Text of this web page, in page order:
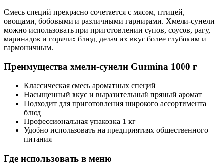
Смесь специй прекрасно сочетается с мясом, птицей,
овощами, бобовыми и различными гарнирами. Хмели-сунели
можно использовать при приготовлении супов, соусов, рагу,
маринадов и горячих блюд, делая их вкус более глубоким и
гармоничным.
Преимущества хмели-сунели Gurmina 1000 г
Классическая смесь ароматных специй
Насыщенный вкус и выразительный пряный аромат
Подходит для приготовления широкого ассортимента
блюд
Профессиональная упаковка 1 кг
Удобно использовать на предприятиях общественного
питания
Где использовать в меню